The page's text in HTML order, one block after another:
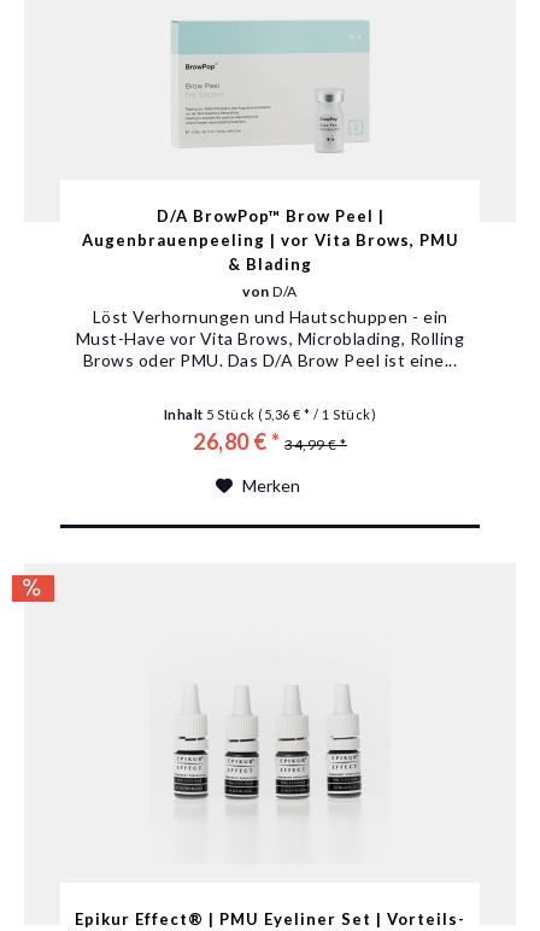
D/A BrowPop™ Brow Peel |
Augenbrauenpeeling | vor Vita Brows, PMU
& Blading
vonD/A
Löst Verhornungen und Hautschuppen - ein
Must-Have vor Vita Brows, Microblading, Rolling
Brows oder PMU. Das D/A Brow Peel ist eine...
Inhalt 5 Stück (5,36 € * / 1 Stück)
26,80 € * 34,99 € *
Merken
Epikur Effect® | PMU Eyeliner Set | Vorteils-